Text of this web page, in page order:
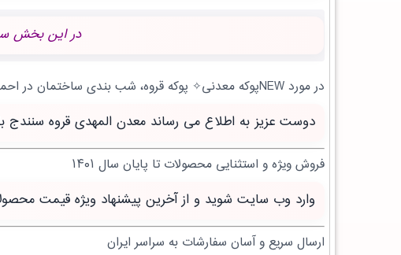
در این بخش
در مورد NEWپوکه معدنی✧ پوکه قروه، شب بندی ساختمان در احمدسرگوراب | بروز رسانی جمعه, 16 مرداد 1405 چه می دانید؟
دوست عزیز به اطلاع می رساند معدن المهدی قروه سنندج با بیش از 20 سال تجربه آماده خدمت رسانی به شما
فروش ویژه و استثنایی محصولات تا پایان سال ۱۴۰۱
وارد وب سایت شوید و از آخرین پیشنهاد ویژه قیمت
ارسال سریع و آسان سفارشات به سراسر ایران